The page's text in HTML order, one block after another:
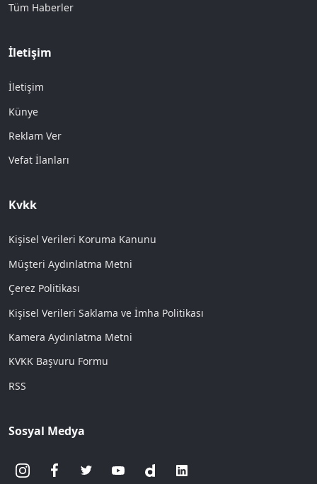
Tüm Haberler
İletişim
İletişim
Künye
Reklam Ver
Vefat İlanları
Kvkk
Kişisel Verileri Koruma Kanunu
Müşteri Aydınlatma Metni
Çerez Politikası
Kişisel Verileri Saklama ve İmha Politikası
Kamera Aydınlatma Metni
KVKK Başvuru Formu
RSS
Sosyal Medya